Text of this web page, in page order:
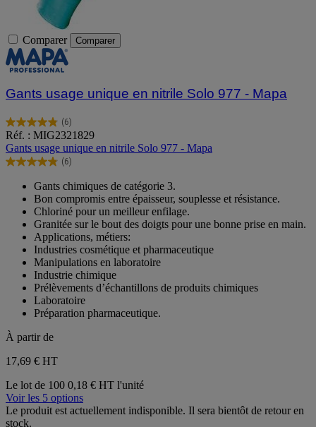
Comparer Comparer
Gants usage unique en nitrile Solo 977 - Mapa
(6)
4.8
sur
5
étoiles.
avis
Réf. : MIG2321829
Gants usage unique en nitrile Solo 977 - Mapa
(6)
4.8
étoiles.
avis
Gants chimiques de catégorie 3.
Bon compromis entre épaisseur, souplesse et résistance.
Chloriné pour un meilleur enfilage.
Granitée sur le bout des doigts pour une bonne prise en main.
Applications, métiers:
Industries cosmétique et pharmaceutique
Manipulations en laboratoire
Industrie chimique
Prélèvements d’échantillons de produits chimiques
Laboratoire
Préparation pharmaceutique.
À partir de
17,69 € HT
Le lot de 100 0,18 € HT l'unité
Voir les 5 options
Le produit est actuellement indisponible. Il sera bientôt de retour en
stock.